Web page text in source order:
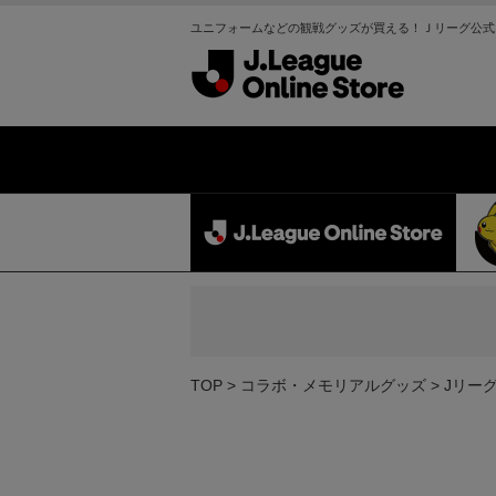
ユニフォームなどの観戦グッズが買える！Ｊリーグ公
TOP コラボ・メモリアルグッズ Jリー